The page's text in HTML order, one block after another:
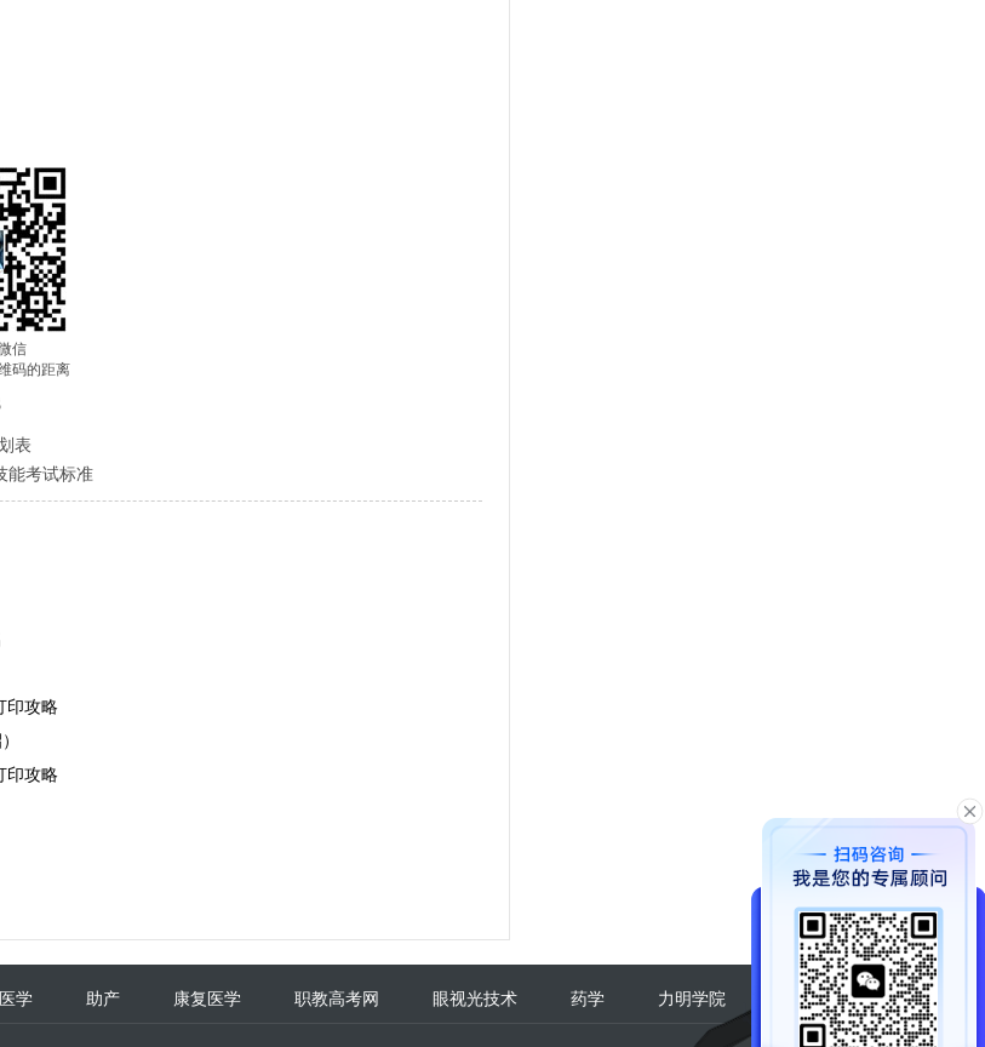
信
码的距离
表
能考试标准
印攻略
印攻略
学 助产 康复医学 职教高考网 眼视光技术 药学 力明学院 医学影像